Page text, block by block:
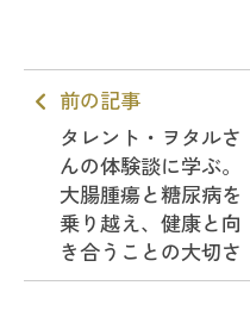
前の記事
タレント・ヲタルさ
んの体験談に学ぶ。
大腸腫瘍と糖尿病を
乗り越え、健康と向
き合うことの大切さ